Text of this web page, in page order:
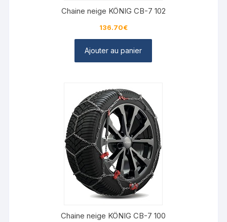
Chaine neige KÖNIG CB-7 102
136.70€
Ajouter au panier
Chaine neige KÖNIG CB-7 100